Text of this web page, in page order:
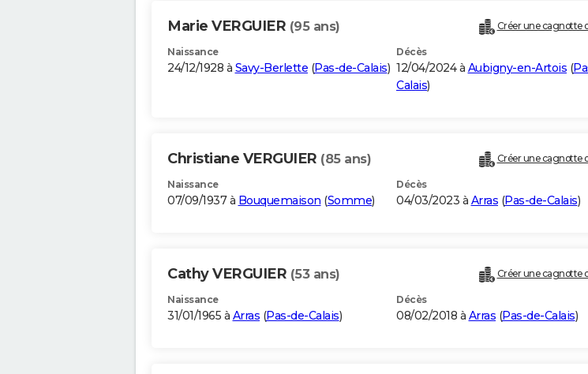
Marie VERGUIER (95 ans) Créer une cagnotte
Naissance
24/12/1928 à Savy-Berlette (Pas-de-Calais)
Décès
12/04/2024 à Aubigny-en-Artois (
Calais)
Christiane VERGUIER (85 ans) Créer une cagnotte
Naissance
07/09/1937 à Bouquemaison (Somme)
Décès
04/03/2023 à Arras (Pas-de-Calais)
Cathy VERGUIER (53 ans) Créer une cagnotte
Naissance
31/01/1965 à Arras (Pas-de-Calais)
Décès
08/02/2018 à Arras (Pas-de-Calais)